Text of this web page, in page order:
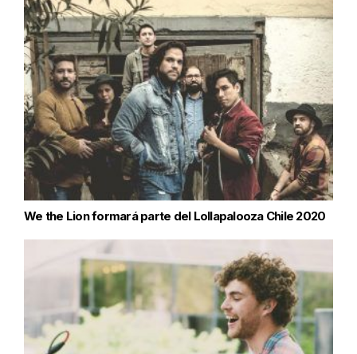
We the Lion formará parte del Lollapalooza Chile 2020